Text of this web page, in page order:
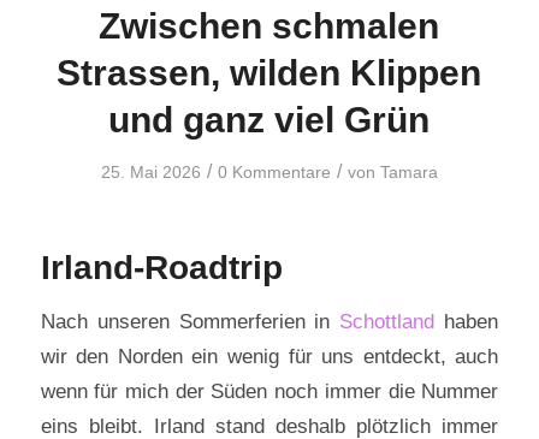
Zwischen schmalen
Strassen, wilden Klippen
und ganz viel Grün
25. Mai 2026 / 0 Kommentare / von Tamara
Irland-Roadtrip
Nach unseren Sommerferien in Schottland haben
wir den Norden ein wenig für uns entdeckt, auch
wenn für mich der Süden noch immer die Nummer
eins bleibt. Irland stand deshalb plötzlich immer